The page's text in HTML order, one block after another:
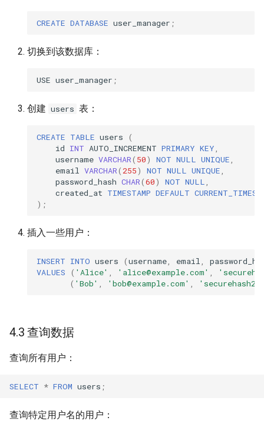
CREATE DATABASE user_manager ;
切换到该数据库：
USE user_manager ;
创建 users 表：
CREATE TABLE users
(
id INT AUTO_INCREMENT PRIMARY KEY
username VARCHAR( 50) NOT NULL UNIQUE
email
VARCHAR( 255) NOT NULL UNIQUE
password_hash CHAR(60) NOT NULL
created_at TIMESTAMP DEFAULT
);
插入一些用户：
INSERT INTO users (username email
VALUES
( 'Alice' 'alice@example.com'
( 'Bob' 'bob@example.com' 'securehash2'
4.3 查询数据
查询所有用户：
SELECT * FROM users ;
查询特定用户名的用户：